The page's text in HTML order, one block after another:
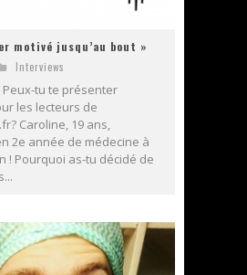
motivé jusqu’au bout »
Interviews
Peux-tu te présenter
les lecteurs de
Caroline, 19 ans,
2e année de médecine à
! Pourquoi as-tu décidé de